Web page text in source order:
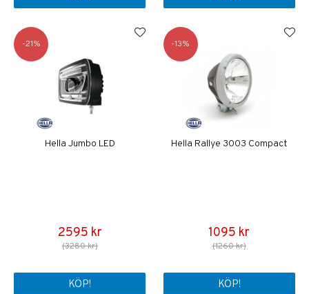
21
Hella Jumbo LED
2595 kr
(3280 kr)
KÖP!
13
Hella Rallye 3003 Compact
1095 kr
(1260 kr)
KÖP!